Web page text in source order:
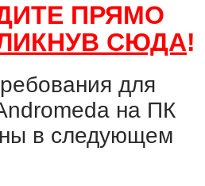
ПРЯМО
СЮДА!
для
на ПК
в следующем